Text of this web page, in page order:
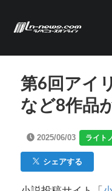
第6回アイ
など8作品
2025/06/03 ライト
シェアする